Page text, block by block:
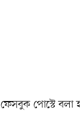
ফেসবুক পোস্টে বলা